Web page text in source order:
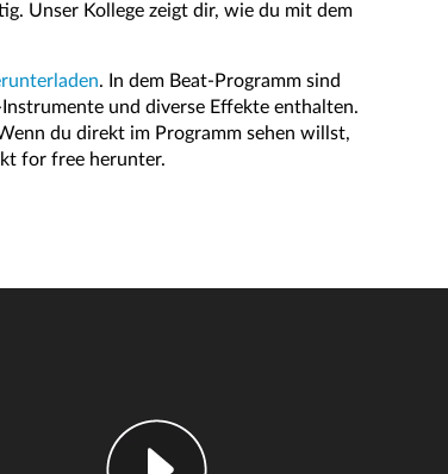
Unser Kollege zeigt dir, wie du mit dem
. In dem Beat-Programm sind
und diverse Effekte enthalten.
du direkt im Programm sehen willst,
for free herunter.